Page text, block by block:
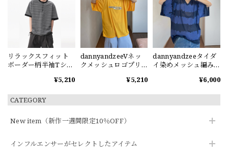
CATEGORY
New item（新作一週間限定10％OFF）
インフルエンサーがセレクトしたアイテム
リラックスフィット
ボーダー柄半袖Tシャ
¥5,210
dannyandzeeVネッ
クメッシュロゴプリ
¥5,210
dannyandzeeタイダ
イ染めメッシュ編みV
¥6,000